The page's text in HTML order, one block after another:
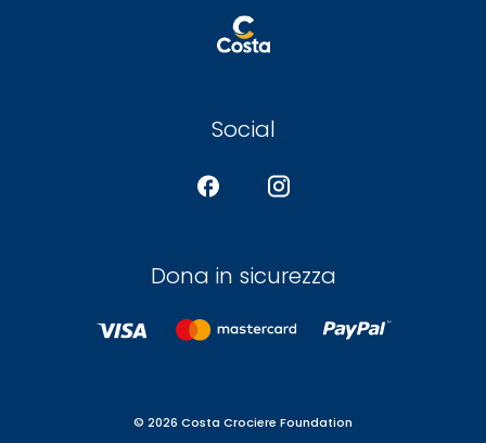
Social
Dona in sicurezza
© 2026 Costa Crociere Foundation